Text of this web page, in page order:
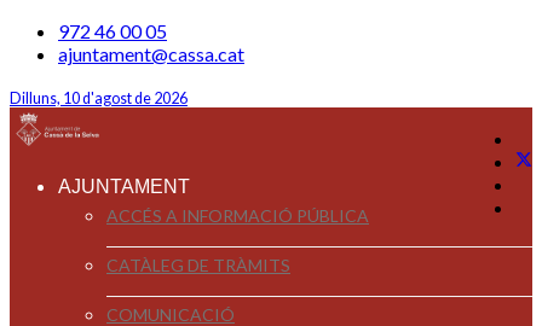
972 46 00 05
ajuntament@cassa.cat
Dilluns, 10 d'agost de 2026
AJUNTAMENT
ACCÉS A INFORMACIÓ PÚBLICA
CATÀLEG DE TRÀMITS
COMUNICACIÓ